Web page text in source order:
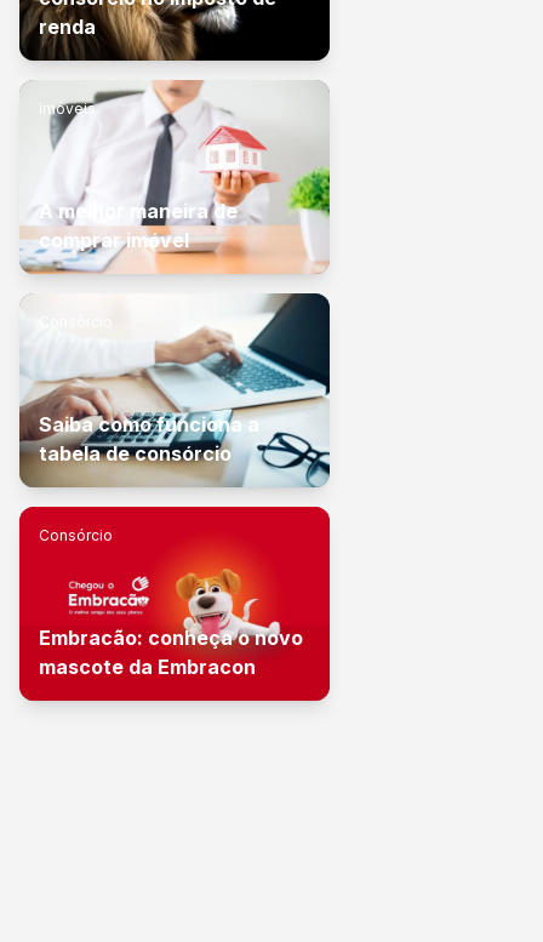
renda
Imóveis
A melhor maneira de
comprar imóvel
Saiba como funciona a
tabela de consórcio
Consórcio
Embracão: conheça o novo
mascote da Embracon